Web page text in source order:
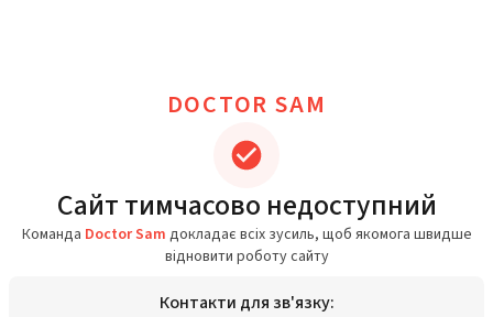
DOCTOR SAM
Сайт тимчасово недоступний
Команда Doctor Sam докладає всіх зусиль, щоб якомога швидше
відновити роботу сайту
Контакти для зв'язку: